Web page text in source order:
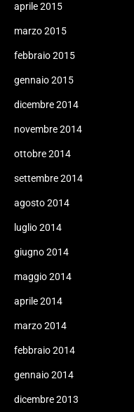
aprile 2015
marzo 2015
febbraio 2015
gennaio 2015
dicembre 2014
novembre 2014
ottobre 2014
settembre 2014
agosto 2014
luglio 2014
giugno 2014
maggio 2014
aprile 2014
marzo 2014
febbraio 2014
gennaio 2014
dicembre 2013